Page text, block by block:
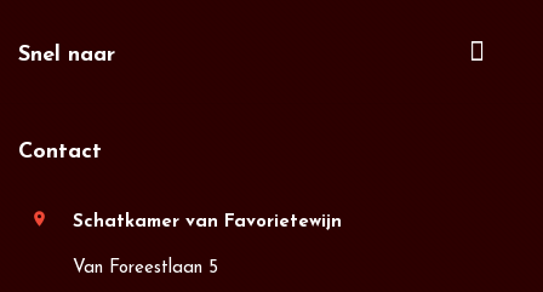
Snel naar
Contact
location_on Schatkamer van Favorietewijn
Van Foreestlaan 5